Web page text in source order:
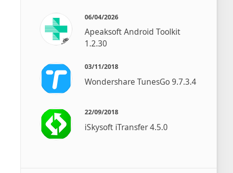
06/04/2026
Apeaksoft Android Toolkit
1.2.30
03/11/2018
Wondershare TunesGo 9.7.3.4
22/09/2018
iSkysoft iTransfer 4.5.0